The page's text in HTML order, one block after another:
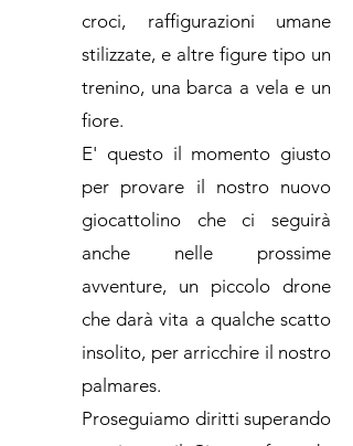
croci, raffigurazioni umane
stilizzate, e altre figure tipo un
trenino, una barca a vela e un
fiore.
E' questo il momento giusto
per provare il nostro nuovo
giocattolino che ci seguirà
anche nelle prossime
avventure, un piccolo drone
che darà vita a qualche scatto
insolito, per arricchire il nostro
palmares.
Proseguiamo diritti superando